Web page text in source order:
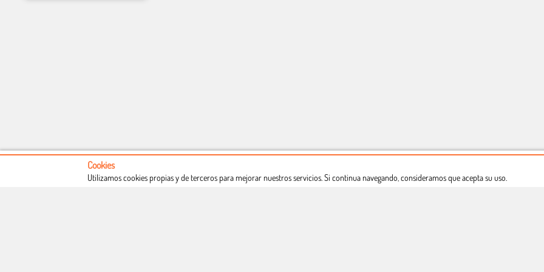
Condiciones de uso Proceso de compra Dónde estamos Política privacidad Derecho a desistimiento
Cookies
Utilizamos cookies propias y de terceros para mejorar nuestros servicios. Si continua navegando, consideramos que acepta su uso.